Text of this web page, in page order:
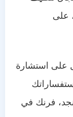
على
واحصل على استشارة
فرنك في